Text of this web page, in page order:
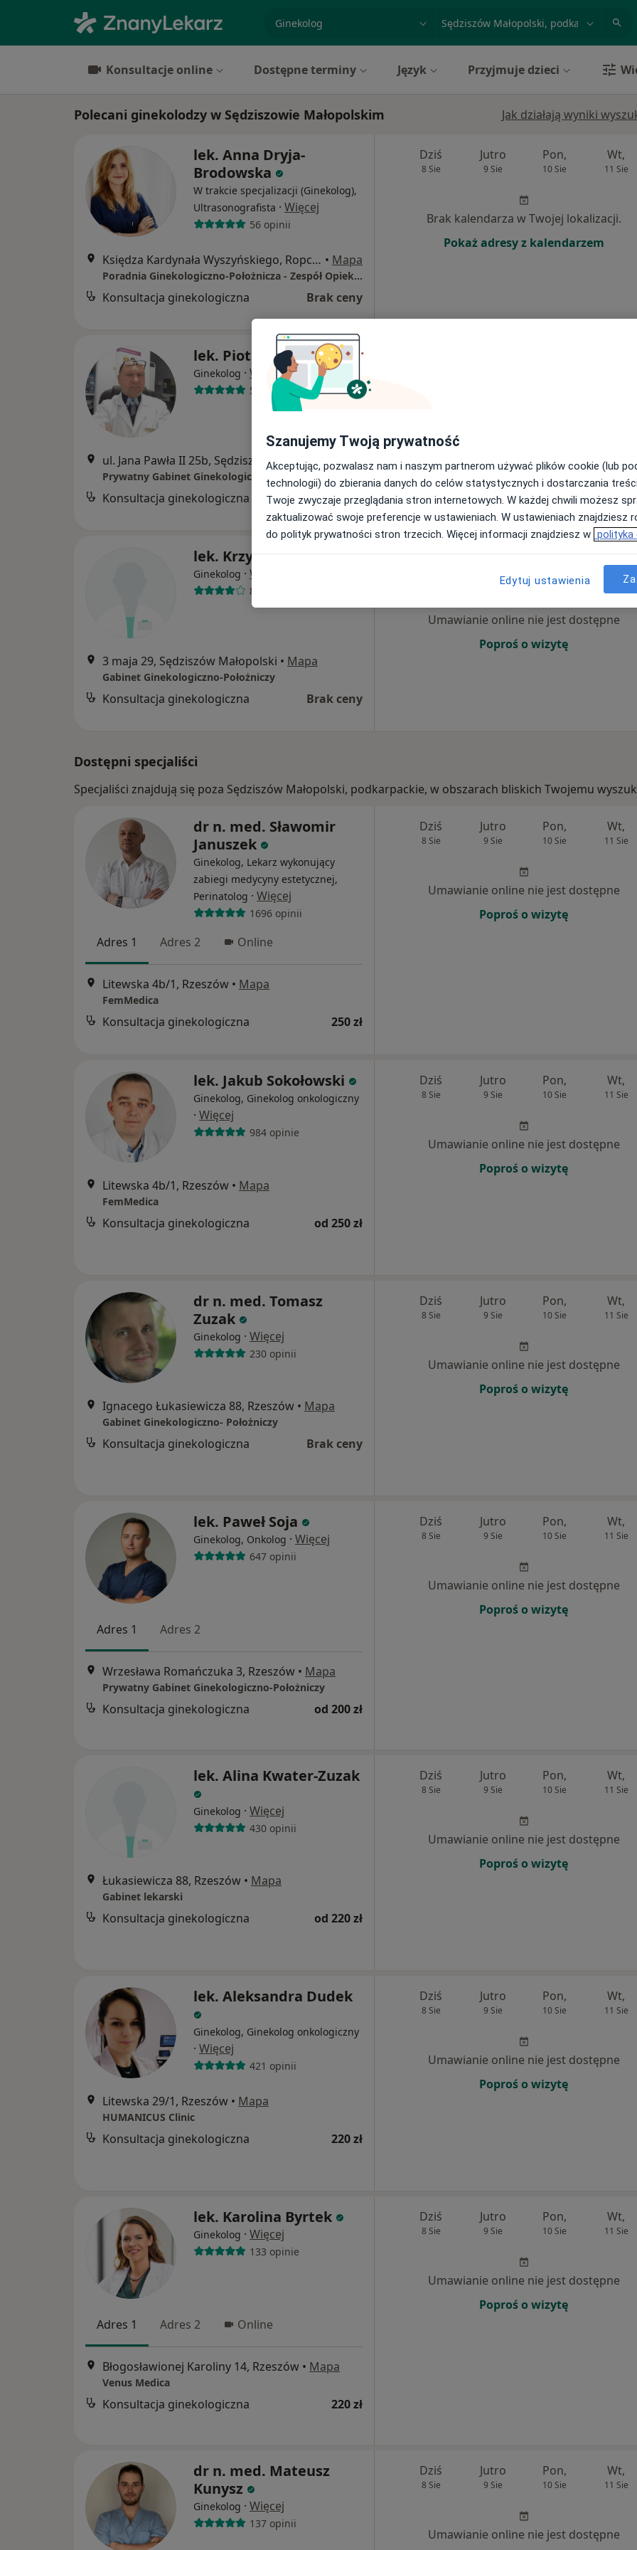
miasto lub dzielnica
Konsultacje online Dostępne terminy Język Przyjmuje dzieci
Polecani ginekolodzy w Sędziszowie Małopolskim Jak działają wyniki
lek. Anna Dryja-
Brodowska
W trakcie specjalizacji (Ginekolog),
Ultrasonografista · Więcej
56 opinii
Księdza Kardynała Wyszyńskiego, Ropczyce • Mapa
Poradnia Ginekologiczno-Położnicza - Zespół Opieki Zdrowotnej w Ropczycach
Konsultacja ginekologiczna Brak ceny
Dziś
8 Sie
Jutro
9 Sie
Pon,
10 Sie
Wt,
11 Sie
Brak kalendarza w Twojej lokalizacji.
Pokaż adresy z kalendarzem
lek. Piotr Habało
Ginekolog · Więcej
58 opinii
ul. Jana Pawła II 25b, Sędziszów Małopolski • Mapa
Prywatny Gabinet Ginekologiczno-Położniczy
Konsultacja ginekologiczna Brak ceny
lek. Krzysztof Piękoś
Ginekolog · Więcej
89 opinii
3 maja 29, Sędziszów Małopolski • Mapa
Gabinet Ginekologiczno-Położniczy
Konsultacja ginekologiczna Brak ceny
11 Sie
Umawianie online nie jest dostępne
Poproś o wizytę
Dostępni specjaliści
Specjaliści znajdują się poza Sędziszów Małopolski, podkarpackie, w obszarach bliskich Twojemu
dr n. med. Sławomir
Januszek
Ginekolog, Lekarz wykonujący
zabiegi medycyny estetycznej,
Perinatolog · Więcej
1696 opinii
Adres 1 Adres 2 Online
Litewska 4b/1, Rzeszów • Mapa
FemMedica
Konsultacja ginekologiczna 250 zł
Dziś
8 Sie
Jutro
9 Sie
Pon,
10 Sie
Wt,
11 Sie
Umawianie online nie jest dostępne
Poproś o wizytę
lek. Jakub Sokołowski
Ginekolog, Ginekolog onkologiczny
· Więcej
984 opinie
Litewska 4b/1, Rzeszów • Mapa
FemMedica
Konsultacja ginekologiczna od 250 zł
Dziś
8 Sie
Jutro
9 Sie
Pon,
10 Sie
Wt,
11 Sie
Umawianie online nie jest dostępne
Poproś o wizytę
dr n. med. Tomasz
Zuzak
Ginekolog · Więcej
230 opinii
Ignacego Łukasiewicza 88, Rzeszów • Mapa
Gabinet Ginekologiczno- Położniczy
Konsultacja ginekologiczna Brak ceny
Dziś
8 Sie
Jutro
9 Sie
Pon,
10 Sie
Wt,
11 Sie
Umawianie online nie jest dostępne
Poproś o wizytę
lek. Paweł Soja
Ginekolog, Onkolog · Więcej
647 opinii
Adres 1 Adres 2
Wrzesława Romańczuka 3, Rzeszów • Mapa
Prywatny Gabinet Ginekologiczno-Położniczy
Konsultacja ginekologiczna od 200 zł
Dziś
8 Sie
Jutro
9 Sie
Pon,
10 Sie
Wt,
11 Sie
Umawianie online nie jest dostępne
Poproś o wizytę
lek. Alina Kwater-Zuzak
Ginekolog · Więcej
430 opinii
Łukasiewicza 88, Rzeszów • Mapa
Gabinet lekarski
Konsultacja ginekologiczna od 220 zł
Dziś
8 Sie
Jutro
9 Sie
Pon,
10 Sie
Wt,
11 Sie
Umawianie online nie jest dostępne
Poproś o wizytę
lek. Aleksandra Dudek
Ginekolog, Ginekolog onkologiczny
· Więcej
421 opinii
Litewska 29/1, Rzeszów • Mapa
HUMANICUS Clinic
Konsultacja ginekologiczna 220 zł
Dziś
8 Sie
Jutro
9 Sie
Pon,
10 Sie
Wt,
11 Sie
Umawianie online nie jest dostępne
Poproś o wizytę
lek. Karolina Byrtek
Ginekolog · Więcej
133 opinie
Adres 1 Adres 2 Online
Błogosławionej Karoliny 14, Rzeszów • Mapa
Venus Medica
Konsultacja ginekologiczna 220 zł
Dziś
8 Sie
Jutro
9 Sie
Pon,
10 Sie
Wt,
11 Sie
Umawianie online nie jest dostępne
Poproś o wizytę
dr n. med. Mateusz
Kunysz
Ginekolog · Więcej
137 opinii
Dziś
8 Sie
Jutro
9 Sie
Pon,
10 Sie
Wt,
11 Sie
Umawianie online nie jest dostępne
Szanujemy Twoją prywatność
Akceptując, pozwalasz nam i naszym partnerom używać plików cookie (lub
technologii) do zbierania danych do celów statystycznych i dostarczania
Twoje zwyczaje przeglądania stron internetowych. W każdej chwili możesz
zaktualizować swoje preferencje w ustawieniach. W ustawieniach znajdziesz
do polityk prywatności stron trzecich. Więcej informacji znajdziesz w polityka
Edytuj ustawienia